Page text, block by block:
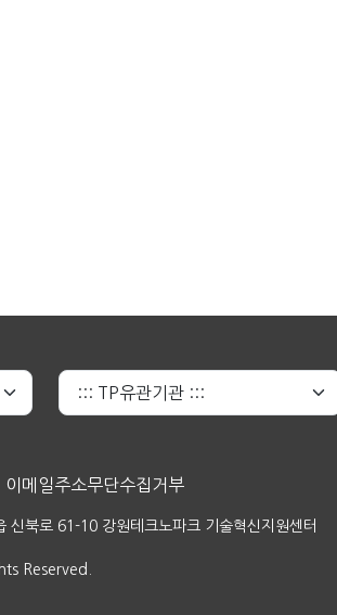
이메일주소무단수집거부
신북로 61-10 강원테크노파크 기술혁신지원센터
Reserved.